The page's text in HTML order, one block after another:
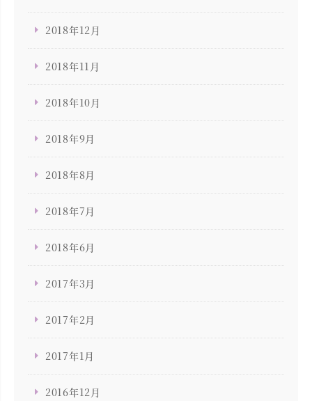
2018年12月
2018年11月
2018年10月
2018年9月
2018年8月
2018年7月
2018年6月
2017年3月
2017年2月
2017年1月
2016年12月